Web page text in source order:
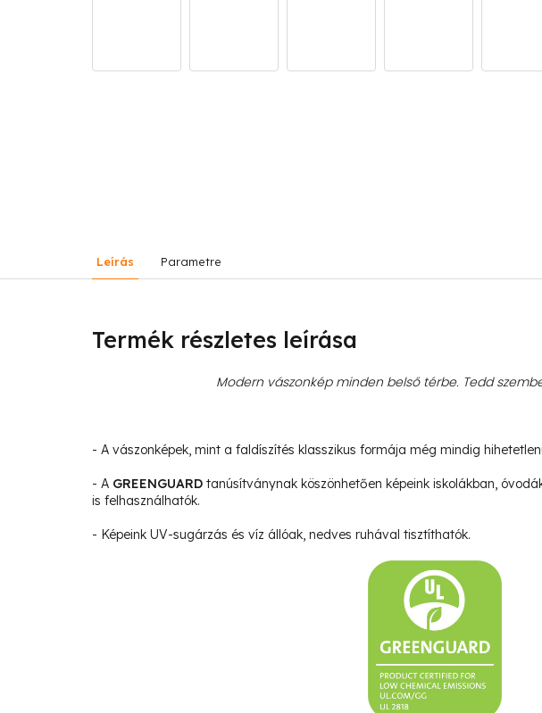
Leírás Parametre
Termék részletes leírása
Modern vászonkép minden belső térbe. Tedd
- A vászonképek, mint a faldíszítés klasszikus formája még mindig
- A GREENGUARD tanúsítványnak köszönhetően képeink iskolákban,
is felhasználhatók.
- Képeink UV-sugárzás és víz állóak, nedves ruhával tisztíthatók.